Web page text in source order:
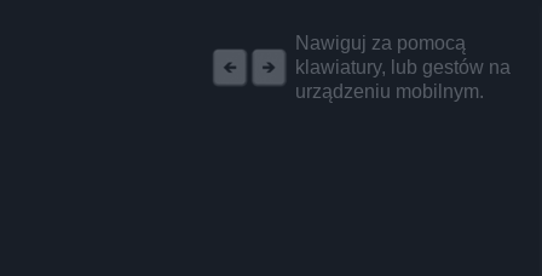
Nawiguj za pomocą
klawiatury, lub gestów na
urządzeniu mobilnym.